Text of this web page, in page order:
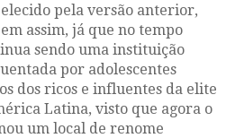
pela versão anterior,
assim, já que no tempo
sendo uma instituição
por adolescentes
dos ricos e influentes da elite
Latina, visto que agora o
um local de renome